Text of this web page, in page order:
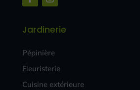
Jardinerie
Pépinière
Fleuristerie
Cuisine extérieure